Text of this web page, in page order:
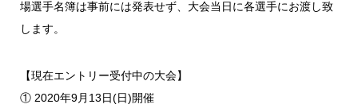
場選手名簿は事前には発表せず、大会当日に各選手にお渡し致
します。
【現在エントリー受付中の大会】
① 2020年9月13日(日)開催